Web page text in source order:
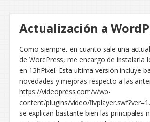
Actualización a
Como siempre, en cuanto sale una
de WordPress, me encargo de instalarla
en 13hPixel. Esta ultima versión incluye
novedades y mejoras respecto a las
https://videopress.com/v/wp-
content/plugins/video/
se explican bastante bien las principales